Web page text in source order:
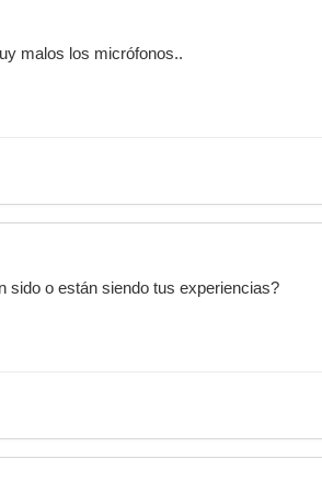
malos los micrófonos..
sido o están siendo tus experiencias?